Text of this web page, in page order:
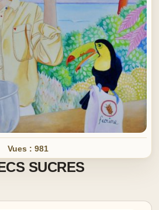
Vues : 981
SUCRES